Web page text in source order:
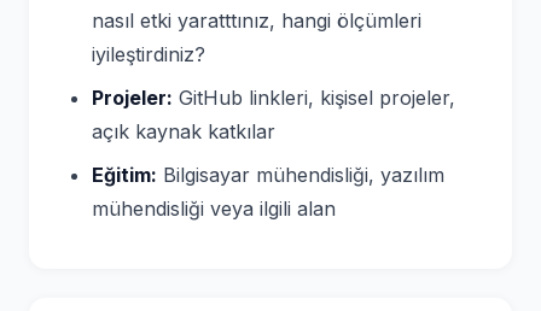
nasıl etki yaratttınız, hangi ölçümleri
iyileştirdiniz?
Projeler: GitHub linkleri, kişisel projeler,
açık kaynak katkılar
Eğitim: Bilgisayar mühendisliği, yazılım
mühendisliği veya ilgili alan